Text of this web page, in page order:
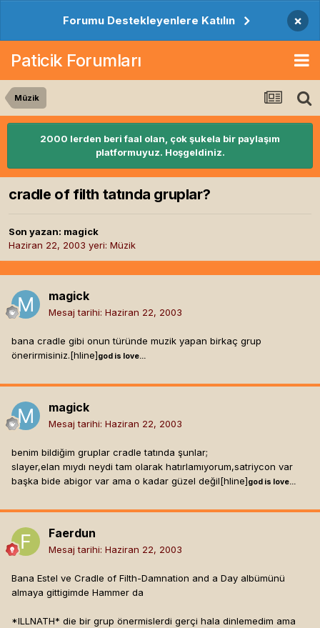
Forumu Destekleyenlere Katılın ×
Paticik Forumları
Müzik
2000 lerden beri faal olan, çok şukela bir paylaşım
platformuyuz. Hoşgeldiniz.
cradle of filth tatında gruplar?
Son yazan: magick
Haziran 22, 2003 yeri: Müzik
magick
Mesaj tarihi: Haziran 22, 2003
bana cradle gibi onun türünde muzik yapan birkaç grup
önerirmisiniz.[hline]god is love...
magick
Mesaj tarihi: Haziran 22, 2003
benim bildiğim gruplar cradle tatında şunlar;
slayer,elan mıydı neydi tam olarak hatırlamıyorum,satriycon var
başka bide abigor var ama o kadar güzel değil[hline]god is love...
Faerdun
Mesaj tarihi: Haziran 22, 2003
Bana Estel ve Cradle of Filth-Damnation and a Day albümünü
almaya gittigimde Hammer da
*ILLNATH* die bir grup önermislerdi gerçi hala dinlemedim ama